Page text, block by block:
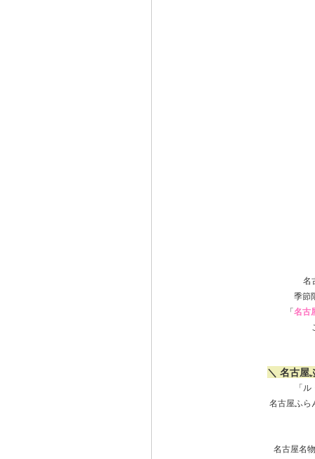
名
季節
「名古
＼ 名古屋
「
名古屋ふら
名古屋名